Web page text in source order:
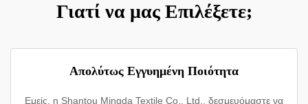
Γιατί να μας Επιλέξετε;
Απολύτως Εγγυημένη Ποιότητα
Εμείς, η Shantou Mingda Textile Co., Ltd., δεσμευόμαστε να